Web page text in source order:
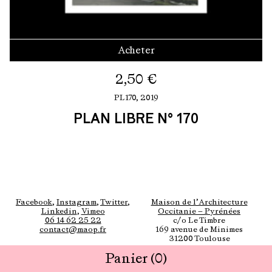
Acheter
2,50 €
PL170, 2019
PLAN LIBRE N° 170
Panier (0)
Facebook, Instagram, Twitter,
Linkedin, Vimeo
Maison de l’Architecture
Occitanie — Pyrénées
06 14 62 25 22
contact@maop.fr
c/o Le Timbre
169 avenue de Minimes
31200 Toulouse